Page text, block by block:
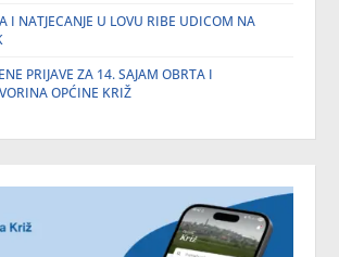
I NATJECANJE U LOVU RIBE UDICOM NA
PRIJAVE ZA 14. SAJAM OBRTA I
OPĆINE KRIŽ